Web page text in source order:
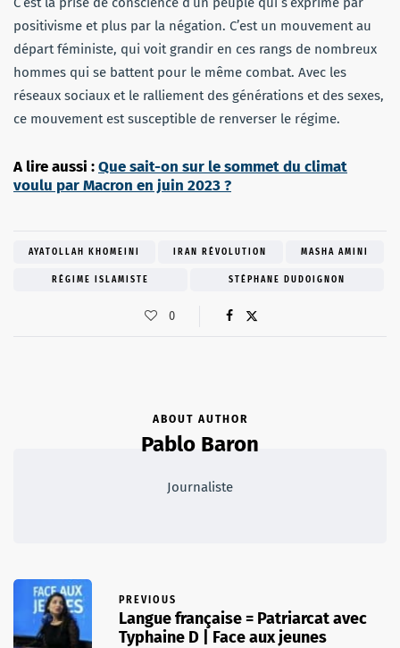
positivisme et plus par la négation. C’est un mouvement au
départ féministe, qui voit grandir en ces rangs de nombreux
hommes qui se battent pour le même combat. Avec les
réseaux sociaux et le ralliement des générations et des sexes,
ce mouvement est susceptible de renverser le régime.
A lire aussi :Que sait-on sur le sommet du climat
voulu par Macron en juin 2023 ?
AYATOLLAH KHOMEINI IRAN RÉVOLUTION MASHA AMINI
RÉGIME ISLAMISTE STÉPHANE DUDOIGNON
0
ABOUT AUTHOR
Pablo Baron
Journaliste
PREVIOUS
Langue française = Patriarcat avec
Typhaine D | Face aux jeunes